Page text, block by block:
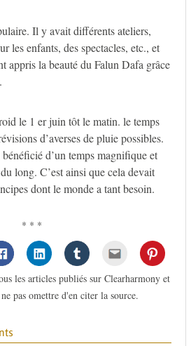
Il y avait différents ateliers,
les enfants, des spectacles, etc., et
appris la beauté du Falun Dafa grâce
le 1 er juin tôt le matin. le temps
d’averses de pluie possibles.
d’un temps magnifique et
long. C’est ainsi que cela devait
dont le monde a tant besoin.
* * *
les articles publiés sur Clearharmony et
pas omettre d'en citer la source.